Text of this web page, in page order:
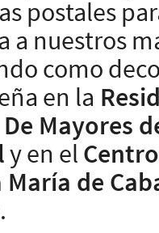
postales
a nuestros
como
en la
Mayores
y en el
María de
.